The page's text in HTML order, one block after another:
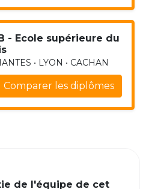
- Ecole supérieure du
• LYON • CACHAN
Comparer les diplômes
de l'équipe de cet